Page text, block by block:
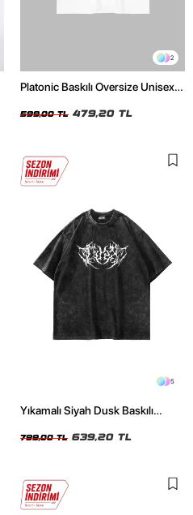
2
Platonic Baskılı Oversize Unisex
599,00 TL 479,20 TL
5
Yıkamalı Siyah Dusk Baskılı
799,00 TL 639,20 TL